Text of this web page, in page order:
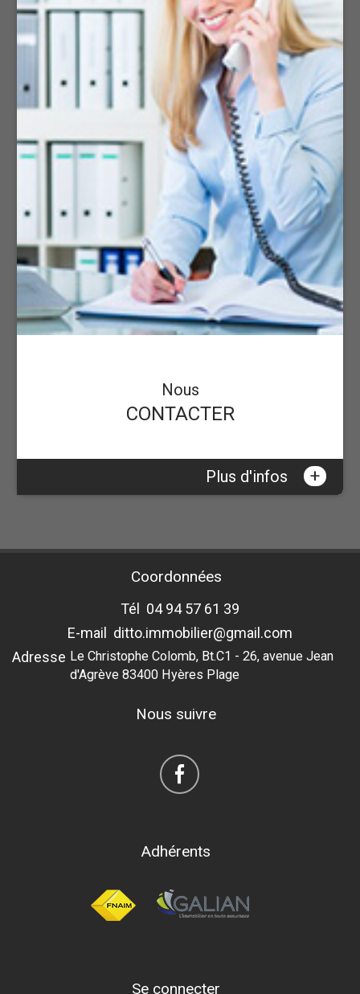
Nous
CONTACTER
Plus d'infos +
Coordonnées
Tél 04 94 57 61 39
E-mail ditto.immobilier@gmail.com
Adresse Le Christophe Colomb, Bt.C1 - 26, avenue Jean
d'Agrève 83400 Hyères Plage
Nous suivre
Adhérents
Se connecter